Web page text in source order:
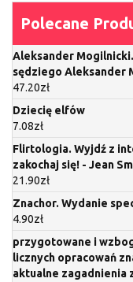
Polecane
Aleksander
sędziego Aleksander
47.20zł
Dziecię elfów
7.08zł
Flirtologia. Wyjdź z
zakochaj się! - Jean
21.90zł
Znachor. Wydanie
4.90zł
przygotowane i
licznych opracowań
aktualne zagadnienia